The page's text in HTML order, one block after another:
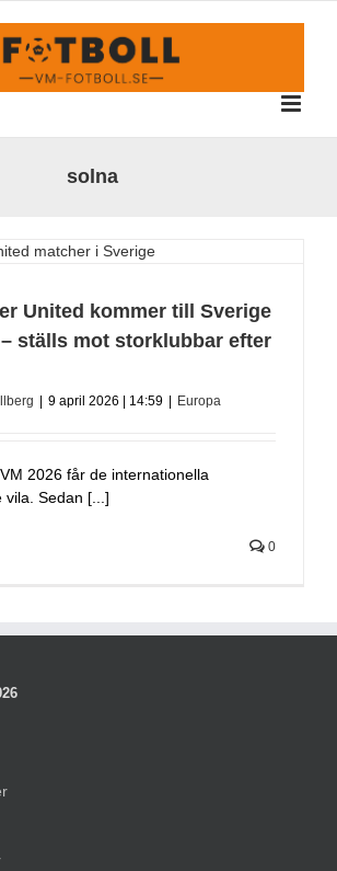
solna
United kommer till Sverige
ställs mot storklubbar efter
| 9 april 2026 | 14:59 | Europa
2026 får de internationella
vila. Sedan [...]
0